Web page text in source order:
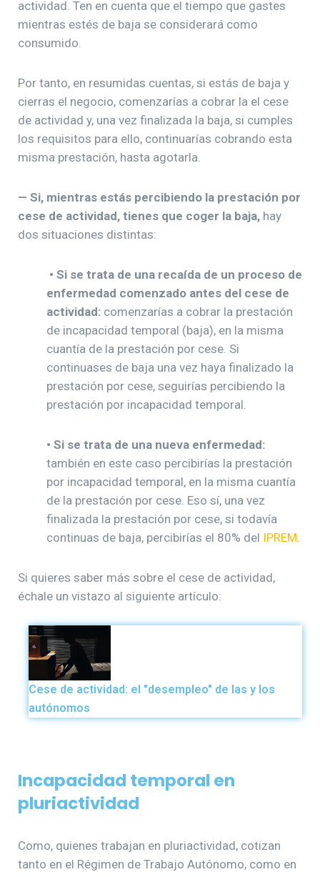
actividad. Ten en cuenta que el tiempo que gastes
mientras estés de baja se considerará como
consumido.
Por tanto, en resumidas cuentas, si estás de baja y
cierras el negocio, comenzarías a cobrar la el cese
de actividad y, una vez finalizada la baja, si cumples
los requisitos para ello, continuarías cobrando esta
misma prestación, hasta agotarla.
— Si, mientras estás percibiendo la prestación por
cese de actividad, tienes que coger la baja, hay
dos situaciones distintas:
• Si se trata de una recaída de un proceso de
enfermedad comenzado antes del cese de
actividad: comenzarías a cobrar la prestación
de incapacidad temporal (baja), en la misma
cuantía de la prestación por cese. Si
continuases de baja una vez haya finalizado la
prestación por cese, seguirías percibiendo la
prestación por incapacidad temporal.
• Si se trata de una nueva enfermedad:
también en este caso percibirías la prestación
por incapacidad temporal, en la misma cuantía
de la prestación por cese. Eso sí, una vez
finalizada la prestación por cese, si todavía
continuas de baja, percibirías el 80% del IPREM
Si quieres saber más sobre el cese de actividad,
échale un vistazo al siguiente artículo:
Cese de actividad: el "desempleo" de las y los
autónomos
Incapacidad temporal en
pluriactividad
Como, quienes trabajan en pluriactividad, cotizan
tanto en el Régimen de Trabajo Autónomo, como en